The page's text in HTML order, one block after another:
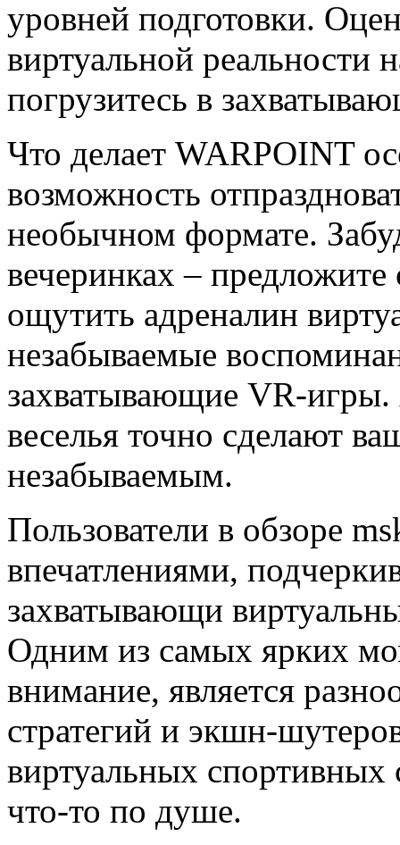
уровней подготовки.
виртуальной реальности
погрузитесь в
Что делает WARPOINT
возможность
необычном формате.
вечеринках –
ощутить адреналин
незабываемые
захватывающие VR-игры.
веселья точно сделают
незабываемым.
Пользователи в обзоре
впечатлениями,
захватывающи
Одним из самых ярких
внимание, является
стратегий и экшн-
виртуальных
что-то по душе.